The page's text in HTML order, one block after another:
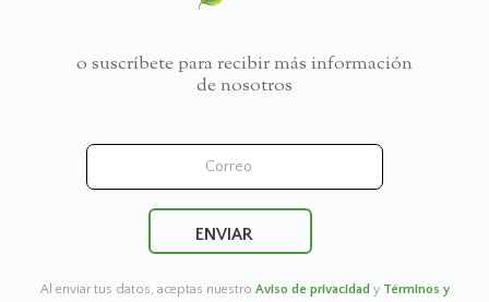
o suscríbete para recibir más información
de nosotros
Al enviar tus datos, aceptas nuestro Aviso de privacidad y Términos y